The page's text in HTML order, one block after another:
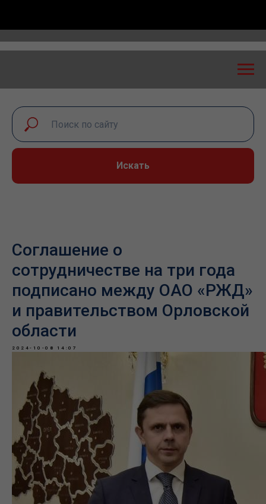
Искать
Соглашение о
сотрудничестве на три года
подписано между ОАО «РЖД»
и правительством Орловской
области
2024-10-08 14:07